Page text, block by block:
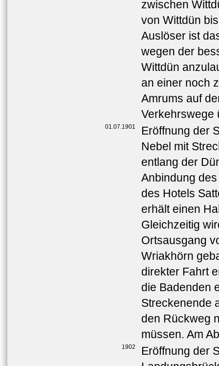
zwischen
von Wittdün
Auslöser ist
wegen der
Wittdün
an einer noch
Amrums auf
Verkehrswege
01.07.1901
Eröffnung der
Nebel mit
entlang der
Anbindung
des Hotels
erhält einen
Gleichzeitig
Ortsausgang
Wriakhörn
direkter Fahrt
die Badenden
Streckenende
den Rückweg
müssen. Am
1902
Eröffnung der